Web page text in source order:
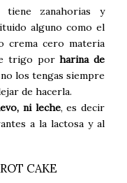
zanahorias y
alguno como el
crema cero materia
trigo porharina de
no los tengas siempre
de hacerla.
ni leche, es decir
a la lactosa y al
CAKE